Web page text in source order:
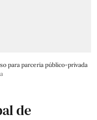
para parceria público-privada
de